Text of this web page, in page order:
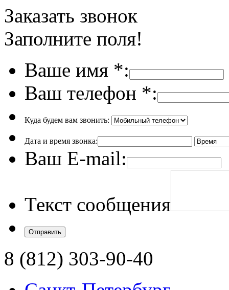
Заказать звонок
Заполните поля!
Ваше имя *:
Ваш телефон *:
Куда будем вам звонить:
Дата и время звонка:
Ваш E-mail:
Текст сообщения
8 (812) 303-90-40